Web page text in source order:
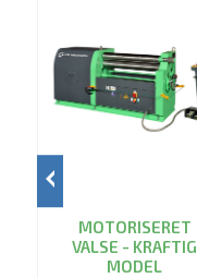
MOTORISERET
VALSE - KRAFTIG
MODEL